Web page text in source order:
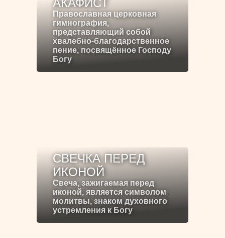
АКАФИСТ
Православная церковная
гимнография,
представляющий собой
хвалебно-благодарственное
пение, посвящённое Господу
Богу
СВЕЧКА ПЕРЕД
ИКОНОЙ
Свеча, зажигаемая перед
иконой, является символом
молитвы, знаком духовного
устремления к Богу